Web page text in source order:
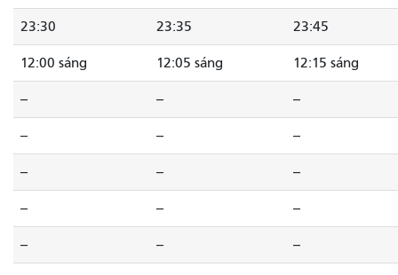
23:30 23:35 23:45
12:00 sáng 12:05 sáng 12:15 sáng
-- -- --
-- -- --
-- -- --
-- -- --
-- -- --